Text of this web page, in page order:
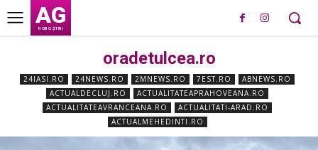
AG
ROBO ȘTIRI
oradetulcea.ro
24IASI.RO 24NEWS.RO 2MNEWS.RO 7EST.RO
ABNEWS.RO
ACTUALDECLUJ.RO
ACTUALITATEAPRAHOVEANA.RO
ACTUALITATEAVRANCEANA.RO
ACTUALITATI-ARAD.RO
ACTUALMEHEDINTI.RO